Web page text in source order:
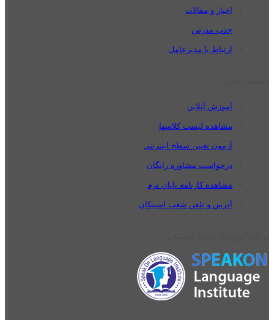
اخبار و مقالات
جذب مدرس
ارتباط با مدیرعامل
آموزش آنلاین
مشاهده لیست کلاسها
آزمون تعیین سطح اینترنتی
درخواست مشاوره رایگان
مشاهده کارنامه پایان ترم
آدرس و تلفن شعب اسپیکان